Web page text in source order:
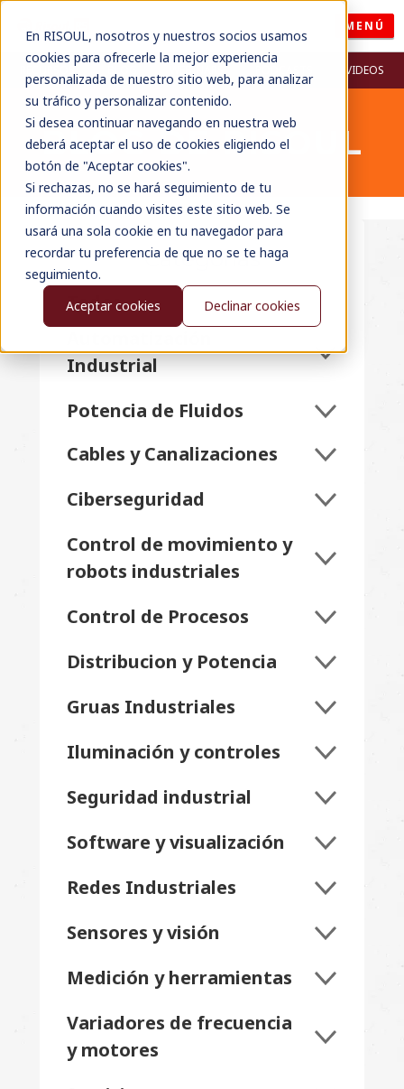
En RISOUL, nosotros y nuestros socios usamos
cookies para ofrecerle la mejor experiencia
personalizada de nuestro sitio web, para analizar
su tráfico y personalizar contenido.
Si desea continuar navegando en nuestra web
deberá aceptar el uso de cookies eligiendo el
botón de "Aceptar cookies".
Si rechazas, no se hará seguimiento de tu
información cuando visites este sitio web. Se
usará una sola cookie en tu navegador para
recordar tu preferencia de que no se te haga
seguimiento.
Aceptar cookies
Declinar cookies
MENÚ
RECURSOS WEBINARS VIDEOS
BLOG DE RISOUL
Categorías
Todos
Industrial
Potencia de Fluidos
Cables y Canalizaciones
Ciberseguridad
Control de movimiento y
robots industriales
Control de Procesos
Distribucion y Potencia
Gruas Industriales
Iluminación y controles
Seguridad industrial
Software y visualización
Redes Industriales
Sensores y visión
Medición y herramientas
Variadores de frecuencia
y motores